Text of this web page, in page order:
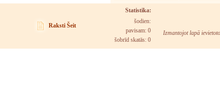
Raksti Šeit
Statistika:
šodien:
pavisam: 0
šobrīd skatās: 0
Izmantojot lapā